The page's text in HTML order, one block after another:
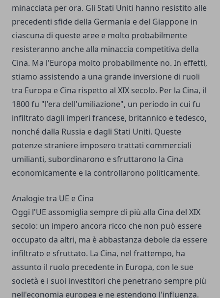
minacciata per ora. Gli Stati Uniti hanno resistito alle
precedenti sfide della Germania e del Giappone in
ciascuna di queste aree e molto probabilmente
resisteranno anche alla minaccia competitiva della
Cina. Ma l'Europa molto probabilmente no. In effetti,
stiamo assistendo a una grande inversione di ruoli
tra Europa e Cina rispetto al XIX secolo. Per la Cina, il
1800 fu "l'era dell'umiliazione", un periodo in cui fu
infiltrato dagli imperi francese, britannico e tedesco,
nonché dalla Russia e dagli Stati Uniti. Queste
potenze straniere imposero trattati commerciali
umilianti, subordinarono e sfruttarono la Cina
economicamente e la controllarono politicamente.
Analogie tra UE e Cina
Oggi l'UE assomiglia sempre di più alla Cina del XIX
secolo: un impero ancora ricco che non può essere
occupato da altri, ma è abbastanza debole da essere
infiltrato e sfruttato. La Cina, nel frattempo, ha
assunto il ruolo precedente in Europa, con le sue
società e i suoi investitori che penetrano sempre più
nell'economia europea e ne estendono l'influenza.